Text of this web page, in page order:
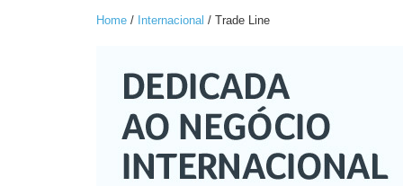
Home / Internacional / Trade Line